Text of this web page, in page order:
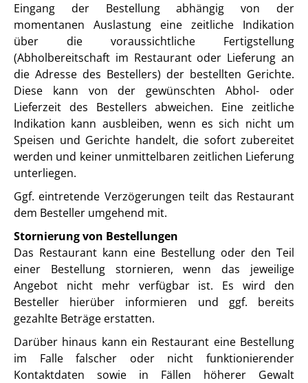
Eingang der Bestellung abhängig von der
momentanen Auslastung eine zeitliche Indikation
über die voraussichtliche Fertigstellung
(Abholbereitschaft im Restaurant oder Lieferung an
die Adresse des Bestellers) der bestellten Gerichte.
Diese kann von der gewünschten Abhol- oder
Lieferzeit des Bestellers abweichen. Eine zeitliche
Indikation kann ausbleiben, wenn es sich nicht um
Speisen und Gerichte handelt, die sofort zubereitet
werden und keiner unmittelbaren zeitlichen Lieferung
unterliegen.
Ggf. eintretende Verzögerungen teilt das Restaurant
dem Besteller umgehend mit.
Stornierung von Bestellungen
Das Restaurant kann eine Bestellung oder den Teil
einer Bestellung stornieren, wenn das jeweilige
Angebot nicht mehr verfügbar ist. Es wird den
Besteller hierüber informieren und ggf. bereits
gezahlte Beträge erstatten.
Darüber hinaus kann ein Restaurant eine Bestellung
im Falle falscher oder nicht funktionierender
Kontaktdaten sowie in Fällen höherer Gewalt